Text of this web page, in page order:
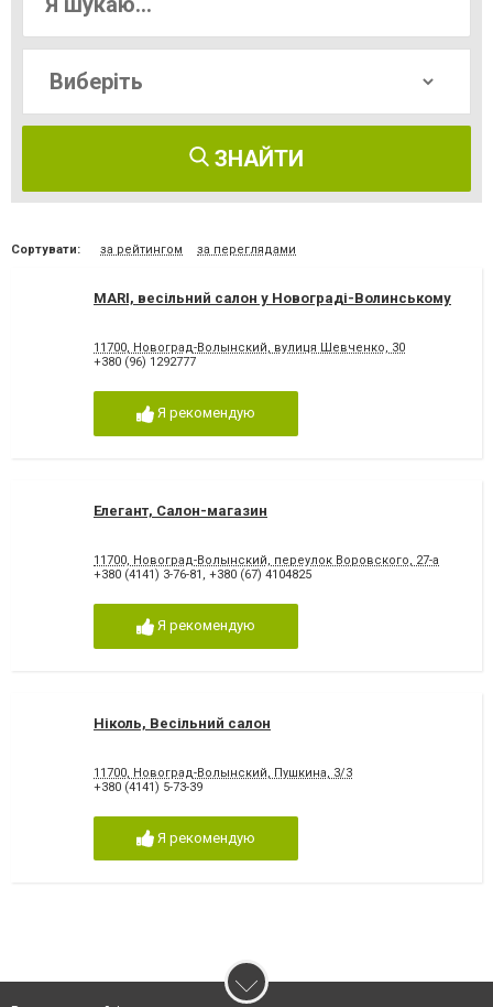
ЗНАЙТИ
Сортувати: за рейтингом за переглядами
МARI, весільний салон у Новограді-Волинському
11700, Новоград-Волынский, вулиця Шевченко, 30
+380 (96) 1292777
Я рекомендую
Елегант, Салон-магазин
11700, Новоград-Волынский, переулок Воровского, 27-а
+380 (4141) 3-76-81 , +380 (67) 4104825
Я рекомендую
Ніколь, Весільний салон
11700, Новоград-Волынский, Пушкина, 3/3
+380 (4141) 5-73-39
Я рекомендую